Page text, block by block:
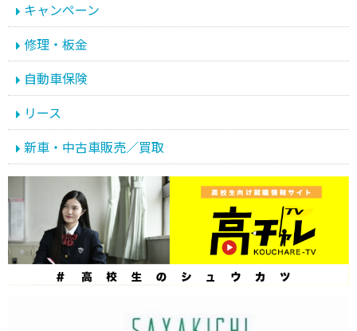
キャンペーン
修理・板金
自動車保険
リース
新車・中古車販売／買取